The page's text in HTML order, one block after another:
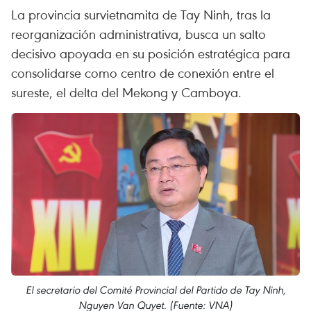
La provincia survietnamita de Tay Ninh, tras la
reorganización administrativa, busca un salto
decisivo apoyada en su posición estratégica para
consolidarse como centro de conexión entre el
sureste, el delta del Mekong y Camboya.
El secretario del Comité Provincial del Partido de Tay Ninh,
Nguyen Van Quyet. (Fuente: VNA)